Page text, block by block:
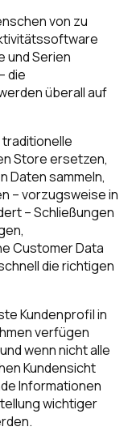
von zu
und Serien
die
überall auf
traditionelle
Store ersetzen,
Daten sammeln,
– vorzugsweise in
– Schließungen
Customer Data
die richtigen
Kundenprofil in
verfügen
wenn nicht alle
Kundensicht
Informationen
wichtiger